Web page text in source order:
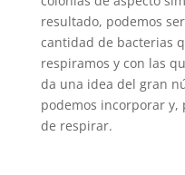
resultado, podemos
cantidad de bacterias
respiramos y con las
da una idea del gran
podemos incorporar y,
de respirar.